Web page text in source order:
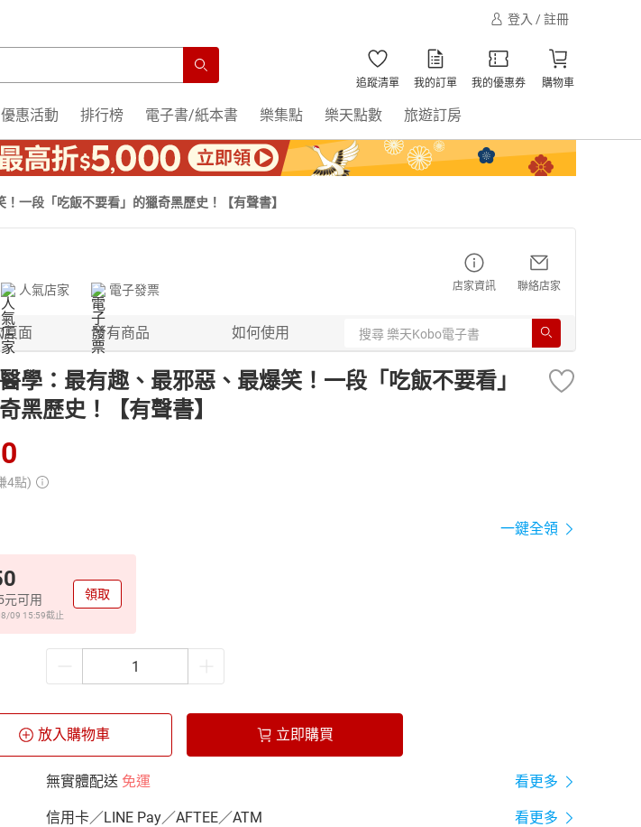
登入 / 註冊
追蹤清單 我的訂單 我的優惠券 購物車
優惠活動 排行榜 電子書/紙本書 樂集點 樂天點數 旅遊訂房
一段「吃飯不要看」的獵奇黑歷史！【有聲書】
人氣店家 電子發票 店家資訊 聯絡店家
面 所有商品 如何使用
學：最有趣、最邪惡、最爆笑！一段「吃飯不要看」
黑歷史！【有聲書】
4點)
一鍵全領
元可用
09 15:59截止
領取
放入購物車 立即購買
無實體配送 免運 看更多
信用卡／LINE Pay／AFTEE／ATM 看更多